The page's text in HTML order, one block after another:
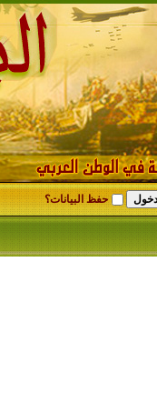
حفظ البيانات؟